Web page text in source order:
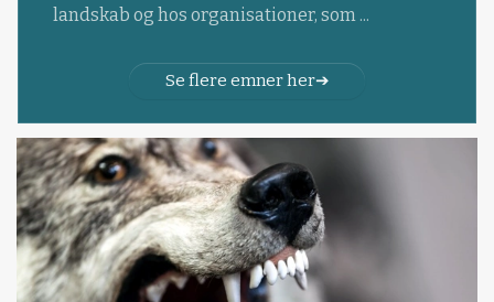
landskab og hos organisationer, som ...
Se flere emner her